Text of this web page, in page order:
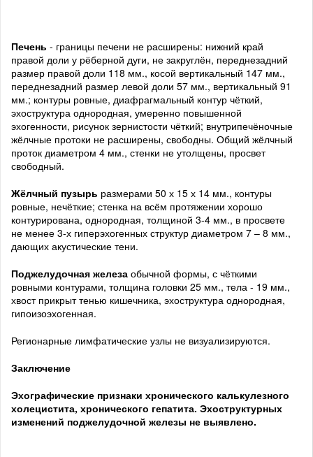
Печень - границы печени не расширены: нижний край
правой доли у рёберной дуги, не закруглён, переднезадний
размер правой доли 118 мм., косой вертикальный 147 мм.,
переднезадний размер левой доли 57 мм., вертикальный 91
мм.; контуры ровные, диафрагмальный контур чёткий,
эхоструктура однородная, умеренно повышенной
эхогенности, рисунок зернистости чёткий; внутрипечёночные
жёлчные протоки не расширены, свободны. Общий жёлчный
проток диаметром 4 мм., стенки не утолщены, просвет
свободный.
Жёлчный пузырь размерами 50 х 15 х 14 мм., контуры
ровные, нечёткие; стенка на всём протяжении хорошо
контурирована, однородная, толщиной 3-4 мм., в просвете
не менее 3-х гиперэхогенных структур диаметром 7 – 8 мм.,
дающих акустические тени.
Поджелудочная железа обычной формы, с чёткими
ровными контурами, толщина головки 25 мм., тела - 19 мм.,
хвост прикрыт тенью кишечника, эхоструктура однородная,
гипоизоэхогенная.
Регионарные лимфатические узлы не визуализируются.
Заключение
Эхографические признаки хронического калькулезного
холецистита, хронического гепатита. Эхоструктурных
изменений поджелудочной железы не выявлено.